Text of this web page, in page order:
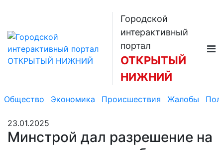
Городской
интерактивный
портал
ОТКРЫТЫЙ
НИЖНИЙ
Общество Экономика Происшествия Жалобы
23.01.2025
Минстрой дал разрешение на